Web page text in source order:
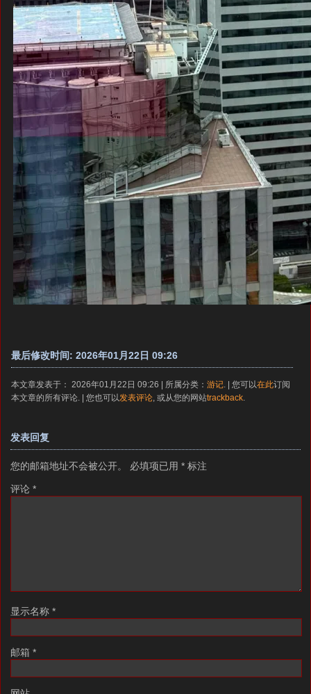
最后修改时间: 2026年01月22日 09:26
本文章发表于： 2026年01月22日 09:26 | 所属分类：游记 . | 您可以在此订阅
本文章的所有评论. | 您也可以 发表评论 , 或从您的网站trackback
发表回复
您的邮箱地址不会被公开。 必填项已用 * 标注
评论 *
显示名称 *
邮箱 *